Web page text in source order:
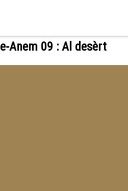
e-Anem 09 : Al desèrt